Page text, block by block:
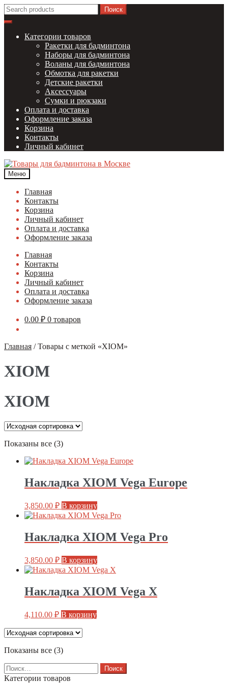
Перейти
к
навигации
Перейти
к
содержимому
Найти:
Категории товаров
Ракетки для бадминтона
Наборы для бадминтона
Воланы для бадминтона
Обмотка для ракетки
Детские ракетки
Аксессуары
Сумки и рюкзаки
Оплата и доставка
Оформление заказа
Корзина
Контакты
Личный кабинет
Меню
Главная
Контакты
Корзина
Личный кабинет
Оплата и доставка
Оформление заказа
Главная
Контакты
Корзина
Личный кабинет
Оплата и доставка
Оформление заказа
0.00 ₽ 0 товаров
Главная /Товары с меткой «XIOM»
XIOM
XIOM
Показаны все (3)
Накладка XIOM Vega Europe
3,850.00 ₽ В корзину
Накладка XIOM Vega Pro
3,850.00 ₽ В корзину
Накладка XIOM Vega X
4,110.00 ₽ В корзину
Показаны все (3)
Найти:
Категории товаров